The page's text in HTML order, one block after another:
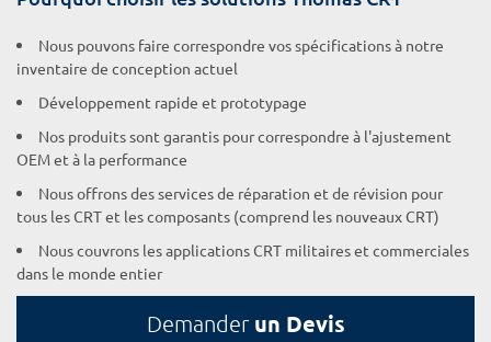
Nous pouvons faire correspondre vos spécifications à notre
inventaire de conception actuel
Développement rapide et prototypage
Nos produits sont garantis pour correspondre à l'ajustement
OEM et à la performance
Nous offrons des services de réparation et de révision pour
tous les CRT et les composants (comprend les nouveaux CRT)
Nous couvrons les applications CRT militaires et commerciales
dans le monde entier
Demander un Devis